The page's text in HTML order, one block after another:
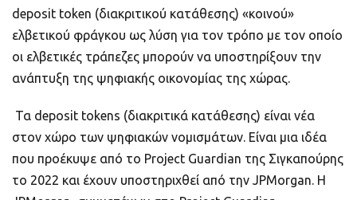
deposit token (διακριτικού κατάθεσης) «κοινού»
ελβετικού φράγκου ως λύση για τον τρόπο με τον οποίο
οι ελβετικές τράπεζες μπορούν να υποστηρίξουν την
ανάπτυξη της ψηφιακής οικονομίας της χώρας.
Τα deposit tokens (διακριτικά κατάθεσης) είναι νέα
στον χώρο των ψηφιακών νομισμάτων. Είναι μια ιδέα
που προέκυψε από το Project Guardian της Σιγκαπούρης
το 2022 και έχουν υποστηριχθεί από την JPMorgan. Η